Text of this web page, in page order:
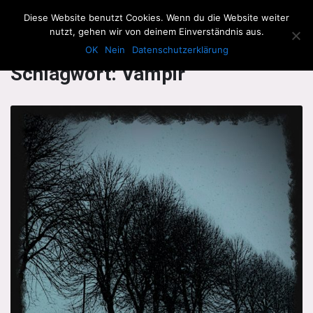
The Howling Men
Schlagwort:Vampir
Diese Website benutzt Cookies. Wenn du die Website weiter
nutzt, gehen wir von deinem Einverständnis aus.
OK
Nein Datenschutzerklärung